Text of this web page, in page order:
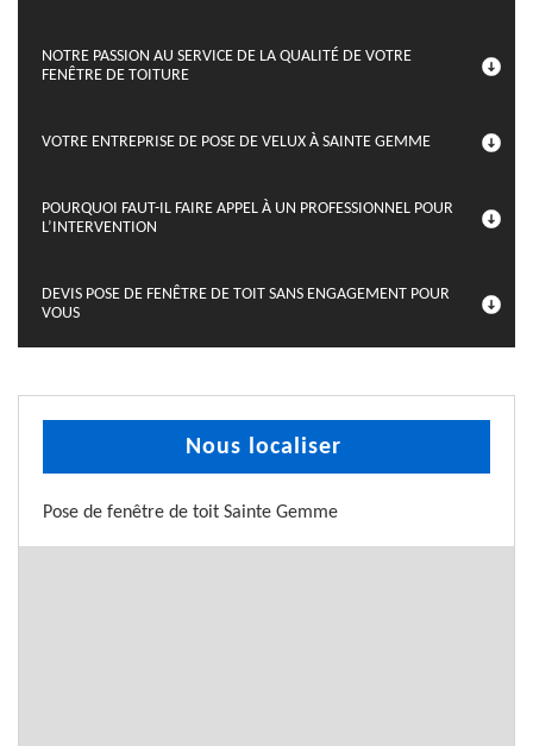
NOTRE PASSION AU SERVICE DE LA QUALITÉ DE VOTRE
FENÊTRE DE TOITURE
VOTRE ENTREPRISE DE POSE DE VELUX À SAINTE GEMME
POURQUOI FAUT-IL FAIRE APPEL À UN PROFESSIONNEL POUR
L’INTERVENTION
DEVIS POSE DE FENÊTRE DE TOIT SANS ENGAGEMENT POUR
VOUS
Nous localiser
Pose de fenêtre de toit Sainte Gemme